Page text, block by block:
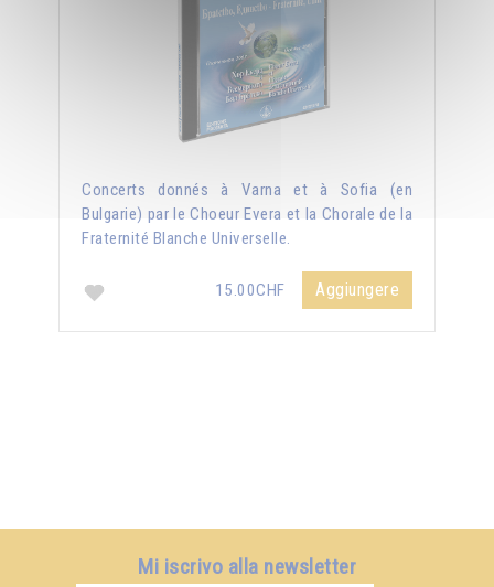
Concerts donnés à Varna et à Sofia (en
Bulgarie) par le Choeur Evera et la Chorale de la
Fraternité Blanche Universelle.
15.00CHF Aggiungere
Mi iscrivo alla newsletter